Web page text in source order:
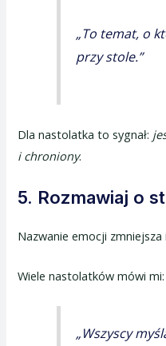
„To temat, o
przy stole.”
Dla nastolatka to sygnał:
i chroniony.
5. Rozmawiaj o
Nazwanie emocji zmniejsza
Wiele nastolatków mówi mi:
„Wszyscy